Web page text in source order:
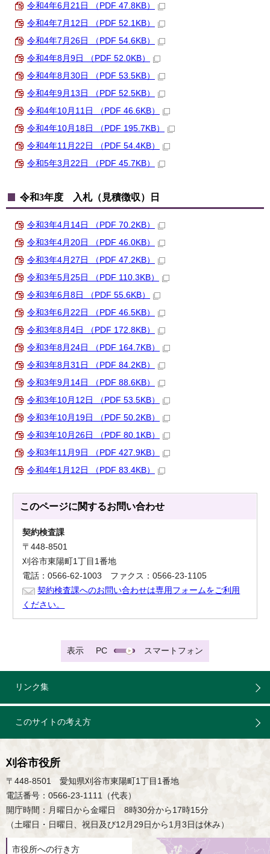
令和4年6月21日 （PDF 47.8KB）
令和4年7月12日 （PDF 52.1KB）
令和4年7月26日 （PDF 54.6KB）
令和4年8月9日 （PDF 52.0KB）
令和4年8月30日 （PDF 53.5KB）
令和4年9月13日 （PDF 52.5KB）
令和4年10月11日 （PDF 46.6KB）
令和4年10月18日 （PDF 195.7KB）
令和4年11月22日 （PDF 54.4KB）
令和5年3月22日 （PDF 45.7KB）
令和3年度 入札（見積徴収）日
令和3年4月14日 （PDF 70.2KB）
令和3年4月20日 （PDF 46.0KB）
令和3年4月27日 （PDF 47.2KB）
令和3年5月25日 （PDF 110.3KB）
令和3年6月8日 （PDF 55.6KB）
令和3年6月22日 （PDF 46.5KB）
令和3年8月4日 （PDF 172.8KB）
令和3年8月24日 （PDF 164.7KB）
令和3年8月31日 （PDF 84.2KB）
令和3年9月14日 （PDF 88.6KB）
令和3年10月12日 （PDF 53.5KB）
令和3年10月19日 （PDF 50.2KB）
令和3年10月26日 （PDF 80.1KB）
令和3年11月9日 （PDF 427.9KB）
令和4年1月12日 （PDF 83.4KB）
このページに関するお問い合わせ
契約検査課
〒448-8501
刈谷市東陽町1丁目1番地
電話：0566-62-1003 ファクス：0566-23-1105
契約検査課へのお問い合わせは専用フォームをご利用
ください。
表示 PC スマートフォン
リンク集
このサイトの考え方
刈谷市役所
〒448-8501 愛知県刈谷市東陽町1丁目1番地
電話番号：0566-23-1111（代表）
開庁時間：月曜日から金曜日 8時30分から17時15分
（土曜日・日曜日、祝日及び12月29日から1月3日は休み）
市役所への行き方